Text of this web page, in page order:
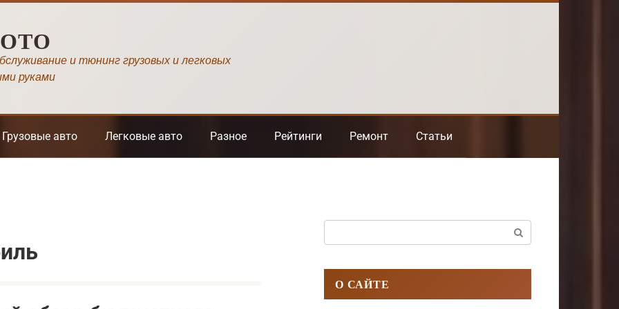
и тюнинг грузовых и легковых
руками
Грузовые авто Легковые авто Разное Рейтинги Ремонт Статьи
О САЙТЕ